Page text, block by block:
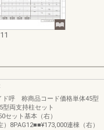
ド呼 称商品コード価格単体45型
型両支持柱セット
セット基本（右）
8PAG12■■¥173,000連棟（右）